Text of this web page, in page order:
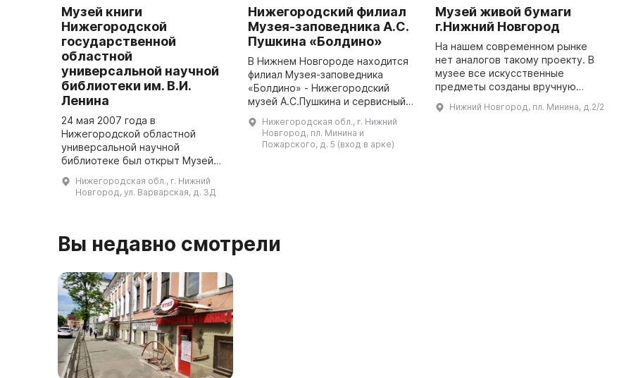
Музей книги
Нижегородской
государственной
областной
универсальной научной
библиотеки им. В.И.
Ленина
24 мая 2007 года в
Нижегородской областной
универсальной научной
библиотеке был открыт Музей
стал богатый и уникальный фонд,
включающий более 50 тыс.
Нижегородская обл., г. Нижний
Новгород, ул. Варварская, д. 3Д
Нижегородский филиал
Музея-заповедника А.С.
Пушкина «Болдино»
В Нижнем Новгороде находится
филиал Музея-заповедника
«Болдино» - Нижегородский
музей А.С.Пушкина и сервисный
размещается в здании бывших
гостиничных номерах купца
Нижегородская обл., г. Нижний
Новгород, пл. Минина и
Пожарского, д. 5 (вход в арке)
Музей живой бумаги
г.Нижний Новгород
На нашем современном рынке
нет аналогов такому проекту. В
музее все искусственные
предметы созданы вручную
Еленой Сашиной и Натальей
Нижний Новгород, пл. Минина, д.2/2
Вы недавно смотрели